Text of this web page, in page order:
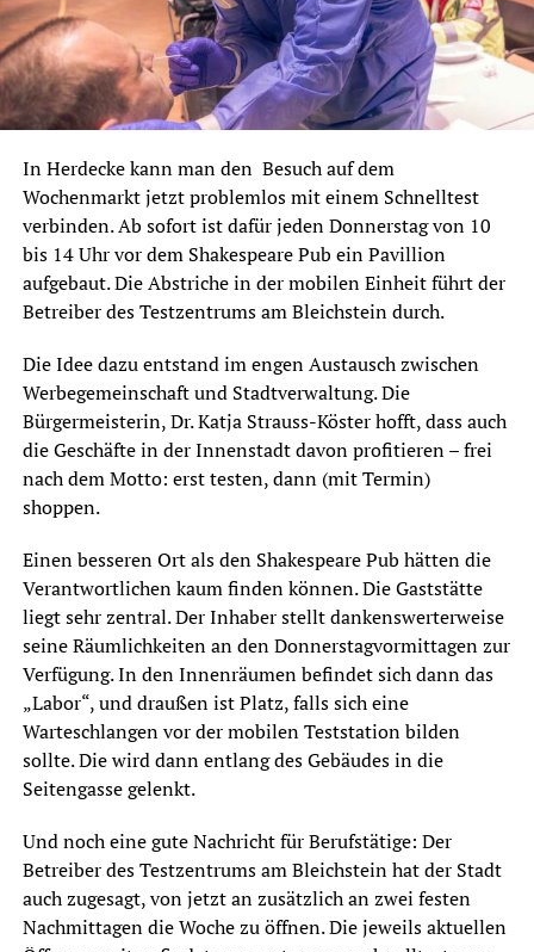
In Herdecke kann man den Besuch auf dem
Wochenmarkt jetzt problemlos mit einem Schnelltest
verbinden. Ab sofort ist dafür jeden Donnerstag von 10
bis 14 Uhr vor dem Shakespeare Pub ein Pavillion
aufgebaut. Die Abstriche in der mobilen Einheit führt der
Betreiber des Testzentrums am Bleichstein durch.
Die Idee dazu entstand im engen Austausch zwischen
Werbegemeinschaft und Stadtverwaltung. Die
Bürgermeisterin, Dr. Katja Strauss-Köster hofft, dass auch
die Geschäfte in der Innenstadt davon profitieren – frei
nach dem Motto: erst testen, dann (mit Termin)
shoppen.
Einen besseren Ort als den Shakespeare Pub hätten die
Verantwortlichen kaum finden können. Die Gaststätte
liegt sehr zentral. Der Inhaber stellt dankenswerterweise
seine Räumlichkeiten an den Donnerstagvormittagen zur
Verfügung. In den Innenräumen befindet sich dann das
„Labor“, und draußen ist Platz, falls sich eine
Warteschlangen vor der mobilen Teststation bilden
sollte. Die wird dann entlang des Gebäudes in die
Seitengasse gelenkt.
Und noch eine gute Nachricht für Berufstätige: Der
Betreiber des Testzentrums am Bleichstein hat der Stadt
auch zugesagt, von jetzt an zusätzlich an zwei festen
Nachmittagen die Woche zu öffnen. Die jeweils aktuellen